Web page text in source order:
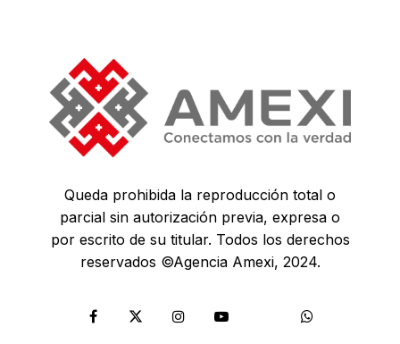
Queda prohibida la reproducción total o
parcial sin autorización previa, expresa o
por escrito de su titular. Todos los derechos
reservados ©Agencia Amexi, 2024.